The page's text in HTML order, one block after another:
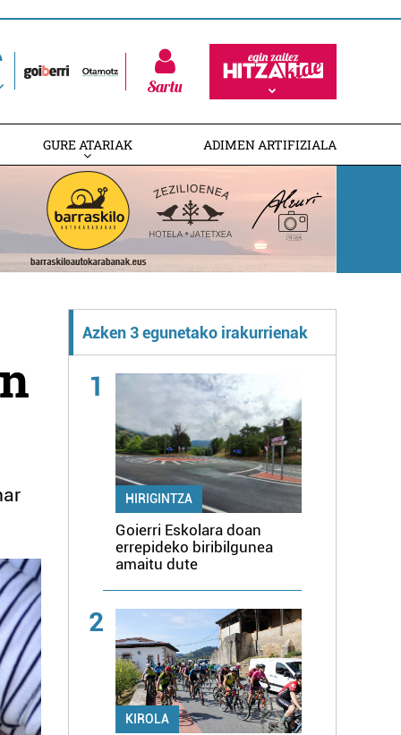
Sartu
GURE ATARIAK ADIMEN ARTIFIZIALA
Azken 3 egunetako irakurrienak
1
HIRIGINTZA
Goierri Eskolara doan
errepideko biribilgunea
amaitu dute
2
KIROLA